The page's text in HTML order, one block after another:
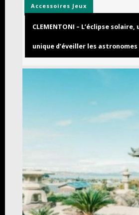
Accessoires Jeux
CLEMENTONI – L’éclipse solaire,
unique d’éveiller les astronomes